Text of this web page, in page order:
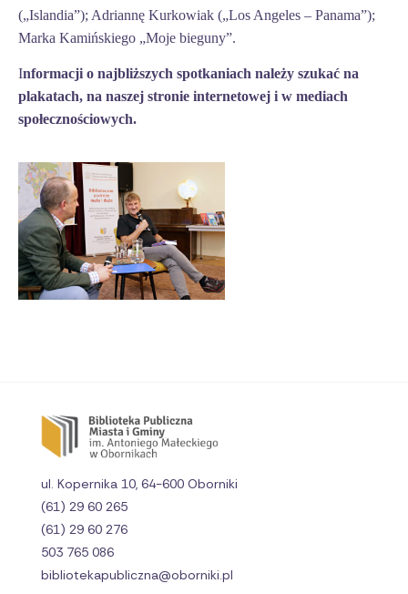
(„Islandia”); Adriannę Kurkowiak („Los Angeles – Panama”);
Marka Kamińskiego „Moje bieguny”.
Informacji o najbliższych spotkaniach należy szukać na
plakatach, na naszej stronie internetowej i w mediach
społecznościowych.
ul. Kopernika 10, 64-600 Oborniki
(61) 29 60 265
(61) 29 60 276
503 765 086
bibliotekapubliczna@oborniki.pl